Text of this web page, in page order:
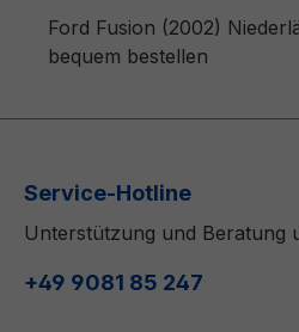
Ford Fusion (2002)
bequem bestellen
Service-Hotline
Unterstützung und Beratung
+49 9081 85 247